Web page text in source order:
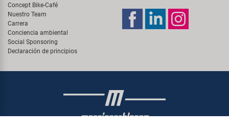
Concept Bike-Café
Nuestro Team
Carrera
Conciencia ambiental
Social Sponsoring
Declaración de principios